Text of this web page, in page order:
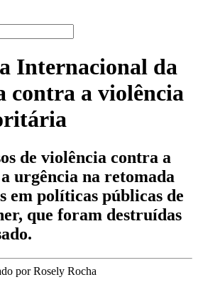
Internacional da
contra a violência
de violência contra a
urgência na retomada
em políticas públicas de
que foram destruídas
por Rosely Rocha